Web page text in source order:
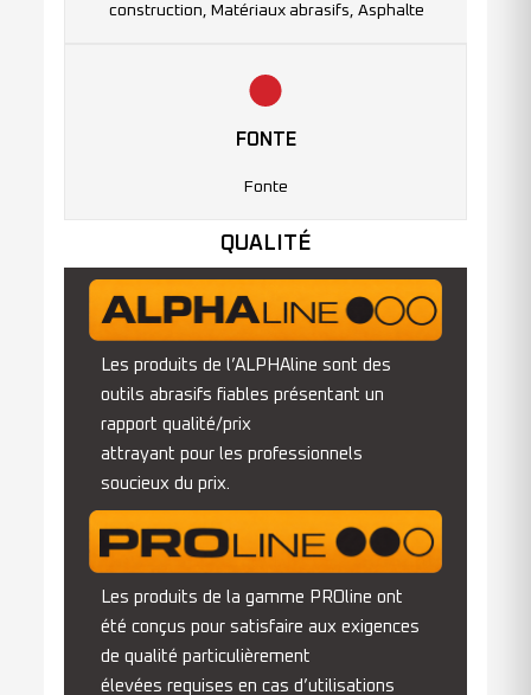
construction, Matériaux abrasifs, Asphalte
FONTE
Fonte
QUALITÉ
Les produits de l’ALPHAline sont des
outils abrasifs fiables présentant un
rapport qualité/prix
attrayant pour les professionnels
soucieux du prix.
Les produits de la gamme PROline ont
été conçus pour satisfaire aux exigences
de qualité particulièrement
élevées requises en cas d’utilisations